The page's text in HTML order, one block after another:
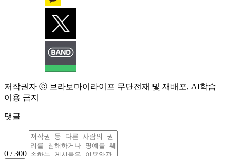
저작권자 ⓒ 브라보마이라이프 무단전재 및 재배포, AI학습
이용 금지
댓글
0 / 300